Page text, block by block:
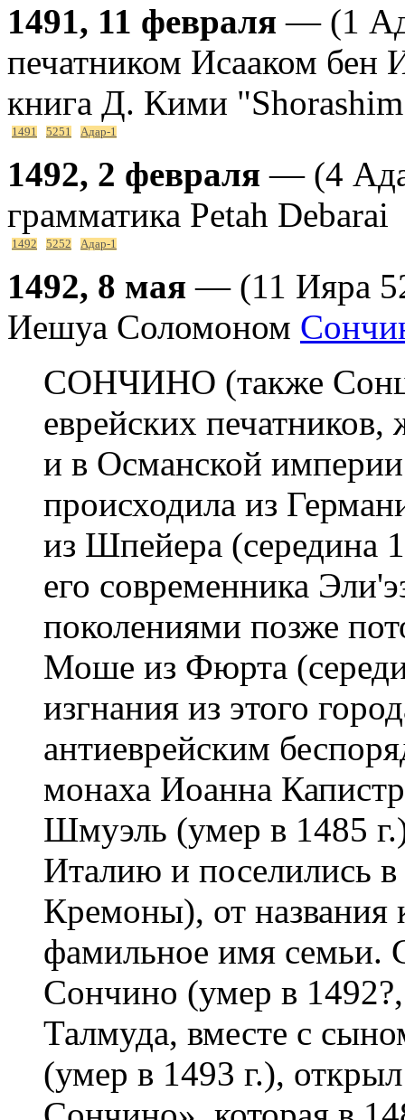
1491, 11 февраля — (1
печатником Исааком бен
книга Д. Кими
1491 5251 Адар-1
1492, 2 февраля — (4
грамматика Petah Debarai
1492 5252 Адар-1
1492, 8 мая — (11 Ияра
Иешуа Соломоном
СОНЧИНО (также
еврейских
и в Османской
происходила из
из Шпейера (середина
его современника
поколениями позже
Моше из Фюрта
изгнания из этого
антиеврейским
монаха Иоанна
Шмуэль (умер в 1485
Италию и поселились
Кремоны), от названия
фамильное имя
Сончино (умер в
Талмуда, вместе с
(умер в 1493 г.),